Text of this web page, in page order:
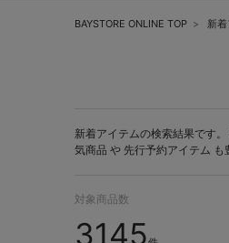
BAYSTORE ONLINE TOP 新
新着アイテムの検索結果です
気商品 や 先行予約アイテム も
対象商品数
3145